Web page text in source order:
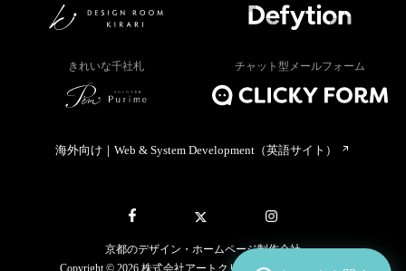
きれいな千社札 チャット型メールフォーム
海外向け｜Web & System Development（英語サイト）
京都のデザイン・ホームページ制作会社